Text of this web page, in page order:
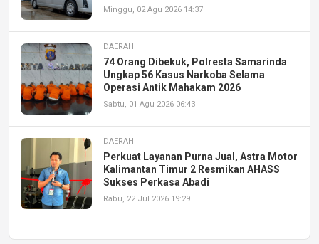
Minggu, 02 Agu 2026 14:37
DAERAH
74 Orang Dibekuk, Polresta Samarinda
Ungkap 56 Kasus Narkoba Selama
Operasi Antik Mahakam 2026
Sabtu, 01 Agu 2026 06:43
DAERAH
Perkuat Layanan Purna Jual, Astra Motor
Kalimantan Timur 2 Resmikan AHASS
Sukses Perkasa Abadi
Rabu, 22 Jul 2026 19:29